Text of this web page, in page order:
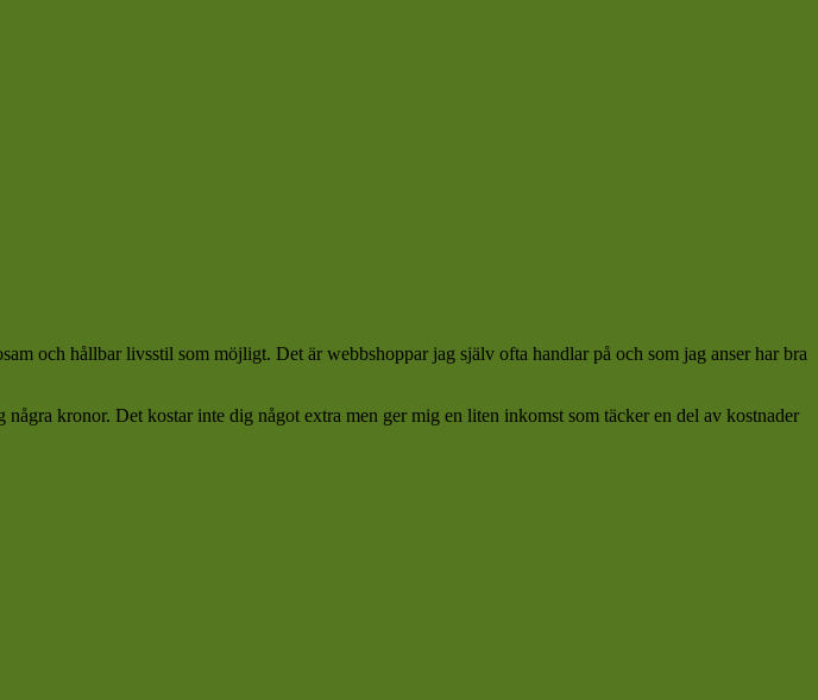
och hållbar livsstil som möjligt. Det är webbshoppar jag själv ofta handlar på och som jag anser har bra
kronor. Det kostar inte dig något extra men ger mig en liten inkomst som täcker en del av kostnader